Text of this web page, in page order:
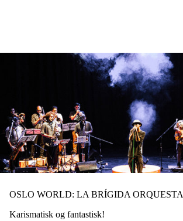
OSLO WORLD: LA BRÍGIDA ORQUESTA
Karismatisk og fantastisk!